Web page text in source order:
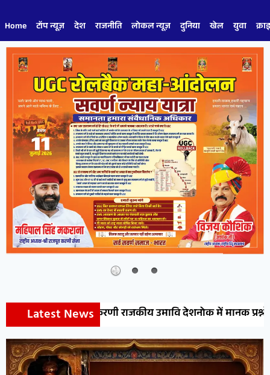
Home टॉप न्यूज़ देश राजनीति लोकल न्यूज़ दुनिया खेल युवा
Latest News
करणी राजकीय उमावि देशनोक में मानक प्रश्नोत्तरी प्रतियोगिता का